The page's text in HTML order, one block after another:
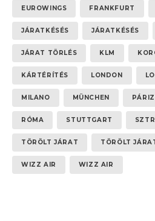
EUROWINGS FRANKFURT
JÁRATKÉSÉS JÁRATKÉSÉS
JÁRAT TÖRLÉS KLM
KÁRTÉRÍTÉS LONDON
MILANO MÜNCHEN
RÓMA STUTTGART
TÖRÖLT JÁRAT TÖRÖLT
WIZZ AIR WIZZ AIR